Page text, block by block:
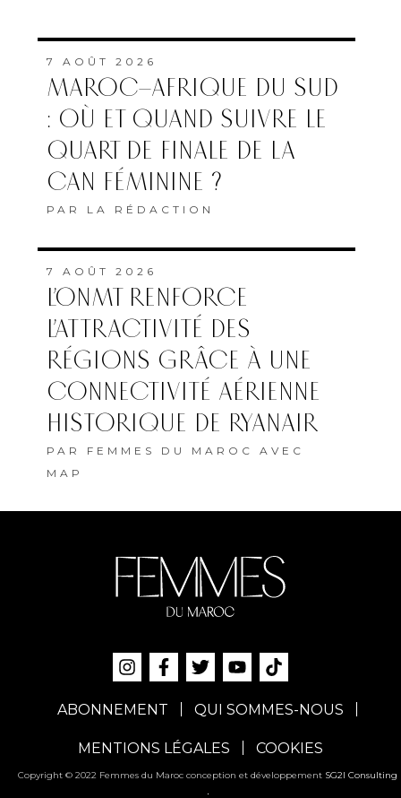
7 AOÛT 2026
MAROC–AFRIQUE DU SUD
: OÙ ET QUAND SUIVRE LE
QUART DE FINALE DE LA
CAN FÉMININE ?
PAR LA RÉDACTION
7 AOÛT 2026
L’ONMT RENFORCE
L’ATTRACTIVITÉ DES
RÉGIONS GRÂCE À UNE
CONNECTIVITÉ AÉRIENNE
HISTORIQUE DE RYANAIR
PAR FEMMES DU MAROC AVEC
MAP
ABONNEMENT QUI SOMMES-NOUS
MENTIONS LÉGALES COOKIES
Copyright © 2022 Femmes du Maroc conception et développement SG2I Consulting